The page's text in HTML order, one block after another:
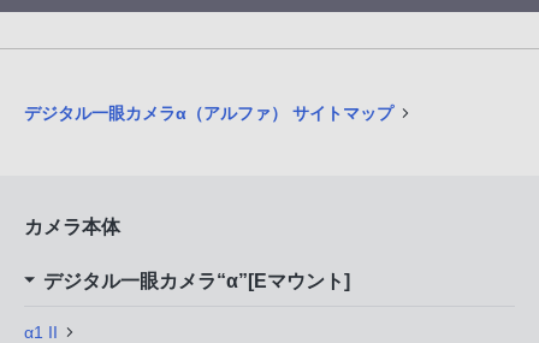
デジタル一眼カメラα（アルファ） サイトマップ
カメラ本体
デジタル一眼カメラ“α”[Eマウント]
α1 II